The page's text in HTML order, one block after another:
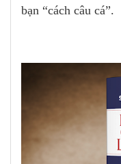
bạn “cách câu cá”.